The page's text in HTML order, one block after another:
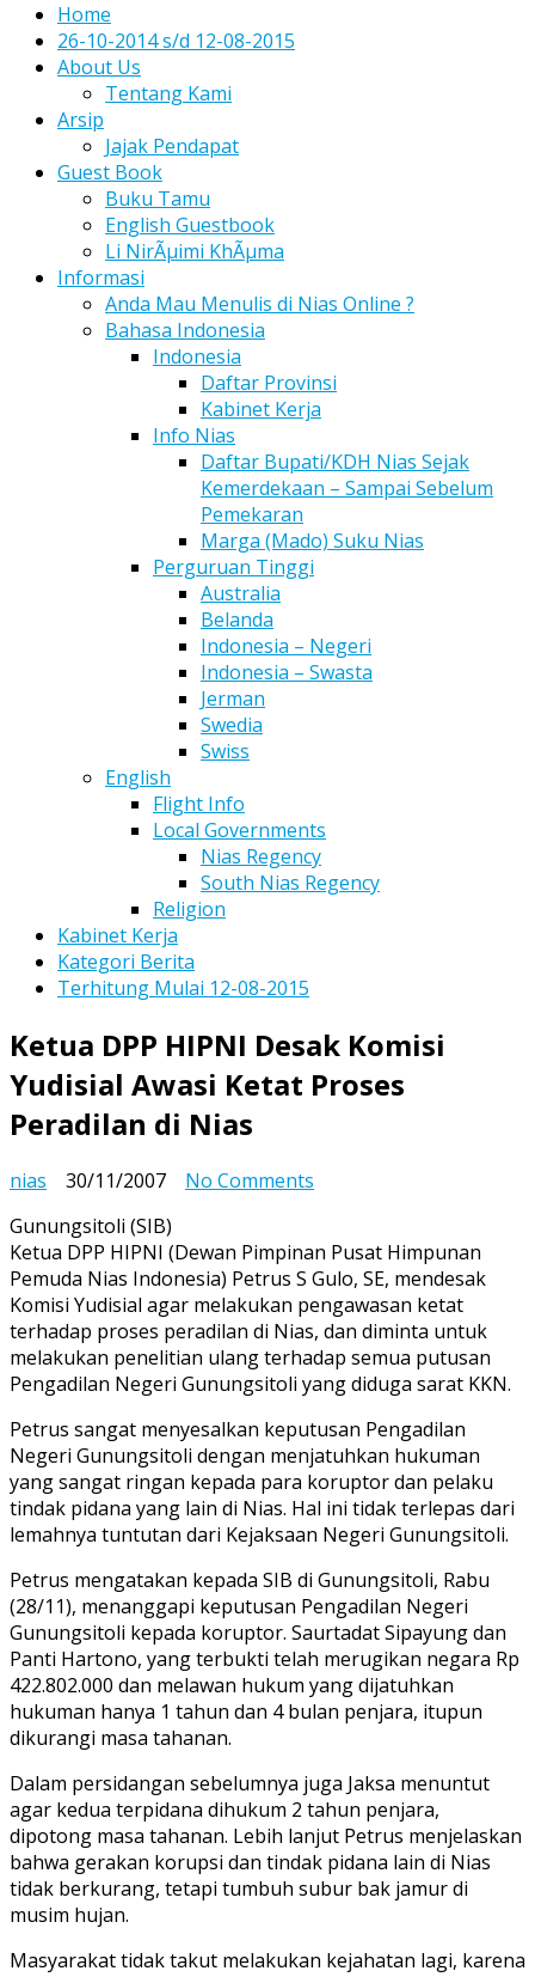
Home
26-10-2014 s/d 12-08-2015
About Us
Tentang Kami
Arsip
Jajak Pendapat
Guest Book
Buku Tamu
English Guestbook
Li NirÃµimi KhÃµma
Informasi
Anda Mau Menulis di Nias Online ?
Bahasa Indonesia
Indonesia
Daftar Provinsi
Kabinet Kerja
Info Nias
Daftar Bupati/KDH Nias Sejak
Kemerdekaan – Sampai Sebelum
Pemekaran
Marga (Mado) Suku Nias
Perguruan Tinggi
Australia
Belanda
Indonesia – Negeri
Indonesia – Swasta
Jerman
Swedia
Swiss
English
Flight Info
Local Governments
Nias Regency
South Nias Regency
Religion
Kabinet Kerja
Kategori Berita
Terhitung Mulai 12-08-2015
Ketua DPP HIPNI Desak Komisi
Yudisial Awasi Ketat Proses
Peradilan di Nias
nias 30/11/2007 No Comments
HIPNI
Desak
Komisi
Yudisial
Awasi
Ketat
Proses
Peradilan
di
Nias
Gunungsitoli (SIB)
Ketua DPP HIPNI (Dewan Pimpinan Pusat Himpunan
Pemuda Nias Indonesia) Petrus S Gulo, SE, mendesak
Komisi Yudisial agar melakukan pengawasan ketat
terhadap proses peradilan di Nias, dan diminta untuk
melakukan penelitian ulang terhadap semua putusan
Pengadilan Negeri Gunungsitoli yang diduga sarat KKN.
Petrus sangat menyesalkan keputusan Pengadilan
Negeri Gunungsitoli dengan menjatuhkan hukuman
yang sangat ringan kepada para koruptor dan pelaku
tindak pidana yang lain di Nias. Hal ini tidak terlepas dari
lemahnya tuntutan dari Kejaksaan Negeri Gunungsitoli.
Petrus mengatakan kepada SIB di Gunungsitoli, Rabu
(28/11), menanggapi keputusan Pengadilan Negeri
Gunungsitoli kepada koruptor. Saurtadat Sipayung dan
Panti Hartono, yang terbukti telah merugikan negara Rp
422.802.000 dan melawan hukum yang dijatuhkan
hukuman hanya 1 tahun dan 4 bulan penjara, itupun
dikurangi masa tahanan.
Dalam persidangan sebelumnya juga Jaksa menuntut
agar kedua terpidana dihukum 2 tahun penjara,
dipotong masa tahanan. Lebih lanjut Petrus menjelaskan
bahwa gerakan korupsi dan tindak pidana lain di Nias
tidak berkurang, tetapi tumbuh subur bak jamur di
musim hujan.
Masyarakat tidak takut melakukan kejahatan lagi, karena